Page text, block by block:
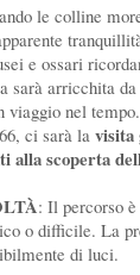
le colline
e ossari
sarà arricchita
viaggio nel
ci sarà la visita
alla scoperta
: Il percorso
o difficile. La
di luci.